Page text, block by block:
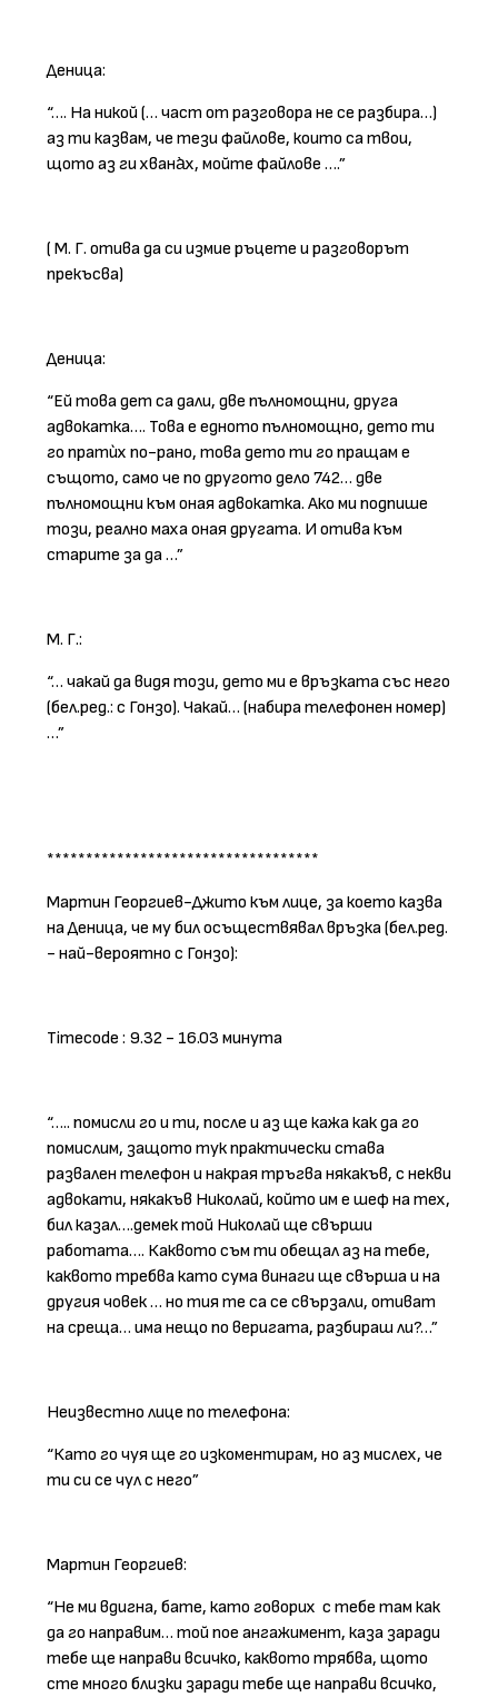
Деница:
“…. На никой (… част от разговора не се разбира…)
аз ти казвам, че тези файлове, които са твои,
щото аз ги хвана̀х, мойте файлове ….”
( М. Г. отива да си измие ръцете и разговорът
прекъсва)
Деница:
“Ей това дет са дали, две пълномощни, друга
адвокатка…. Това е едното пълномощно, дето ти
го пратѝх по-рано, това дето ти го пращам е
същото, само че по другото дело 742… две
пълномощни към оная адвокатка. Ако ми подпише
този, реално маха оная другата. И отива към
старите за да …”
М. Г.:
“… чакай да видя този, дето ми е връзката със него
(бел.ред.: с Гонзо). Чакай… (набира телефонен номер)
…”
***********************************
Мартин Георгиев-Джито към лице, за което казва
на Деница, че му бил осъществявал връзка (бел.ред.
- най-вероятно с Гонзо):
Timecode : 9.32 - 16.03 минута
“….. помисли го и ти, после и аз ще кажа как да го
помислим, защото тук практически става
развален телефон и накрая тръгва някакъв, с некви
адвокати, някакъв Николай, който им е шеф на тех,
бил казал….демек той Николай ще свърши
работата…. Каквото съм ти обещал аз на тебе,
каквото требва като сума винаги ще свърша и на
другия човек … но тия те са се свързали, отиват
на среща… има нещо по веригата, разбираш ли?…”
Неизвестно лице по телефона:
“Като го чуя ще го изкоментирам, но аз мислех, че
ти си се чул с него”
Мартин Георгиев:
“Не ми вдигна, бате, като говорих с тебе там как
да го направим… той пое ангажимент, каза заради
тебе ще направи всичко, каквото трябва, щото
сте много близки заради тебе ще направи всичко,